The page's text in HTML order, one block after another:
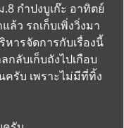
กำปงบูเก๊ะ อาทิตย์
ล้ว รถเก็บเพิ่งวิ่งมา
หารจัดการกับเรื่องนี้
กลับเก็บถังไปเกือบ
รับ เพราะไม่มีที่ทิ้ง